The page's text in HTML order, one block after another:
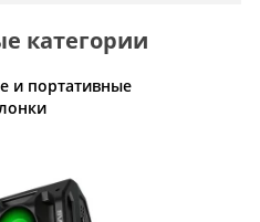
категории
и портативные